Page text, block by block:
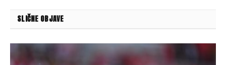
SLIČNE OBJAVE